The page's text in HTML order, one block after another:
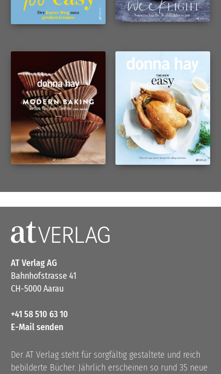
AT Verlag AG
Bahnhofstrasse 41
CH-5000 Aarau
+41 58 510 63 10
E-Mail senden
Der AT Verlag steht für sorgfältig gestaltete und reich
bebilderte Bücher. Jährlich erscheinen so rund 35 neue